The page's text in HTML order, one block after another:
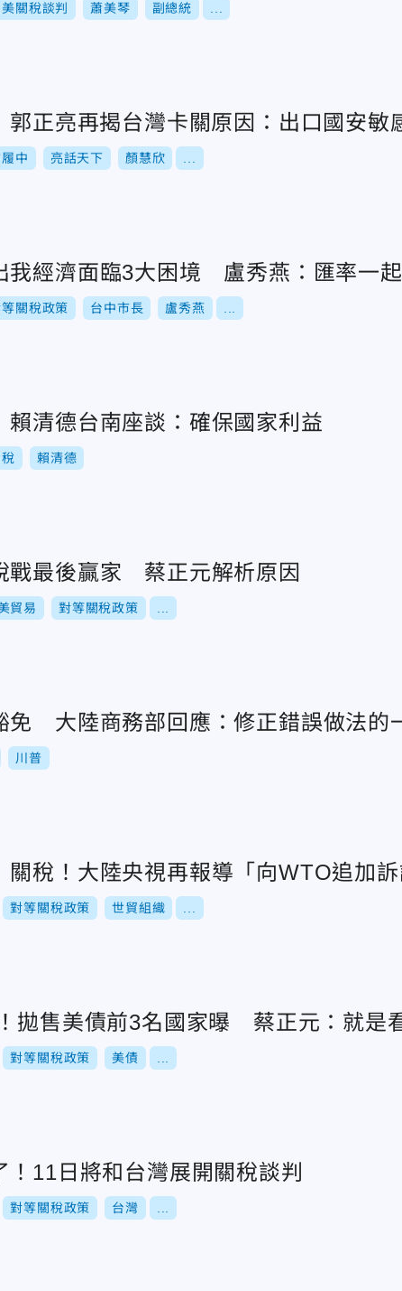
關稅談判 蕭美琴 副總統
正亮再揭台灣卡關原因：出口國安敏
中 亮話天下 顏慧欣
我經濟面臨3大困境 盧秀燕：匯率一
關稅政策 台中市長 盧秀燕
清德台南座談：確保國家利益
賴清德
戰最後贏家 蔡正元解析原因
貿易 對等關稅政策
免 大陸商務部回應：修正錯誤做法的
川普
關稅！大陸央視再報導「向WTO追加
對等關稅政策 世貿組織
拋售美債前3名國家曝 蔡正元：就是
對等關稅政策 美債
11日將和台灣展開關稅談判
對等關稅政策 台灣